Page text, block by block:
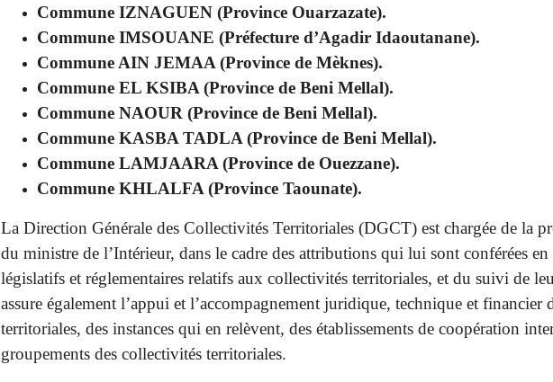
Commune IZNAGUEN (Province Ouarzazate).
Commune IMSOUANE (Préfecture d’Agadir Idaoutanane).
Commune AIN JEMAA (Province de Mèknes).
Commune EL KSIBA (Province de Beni Mellal).
Commune NAOUR (Province de Beni Mellal).
Commune KASBA TADLA (Province de Beni Mellal).
Commune LAMJAARA (Province de Ouezzane).
Commune KHLALFA (Province Taounate).
La Direction Générale des Collectivités Territoriales (DGCT) est chargée de la
du ministre de l’Intérieur, dans le cadre des attributions qui lui sont conférées en
législatifs et réglementaires relatifs aux collectivités territoriales, et du suivi de
assure également l’appui et l’accompagnement juridique, technique et financier
territoriales, des instances qui en relèvent, des établissements de coopération
groupements des collectivités territoriales.